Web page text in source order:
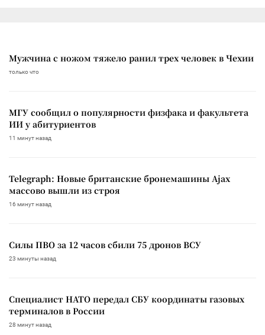
Мужчина с ножом тяжело ранил трех человек в Чехии
только что
МГУ сообщил о популярности физфака и факультета
ИИ у абитуриентов
11 минут назад
Telegraph: Новые британские бронемашины Ajax
массово вышли из строя
16 минут назад
Силы ПВО за 12 часов сбили 75 дронов ВСУ
23 минуты назад
Специалист НАТО передал СБУ координаты газовых
терминалов в России
28 минут назад